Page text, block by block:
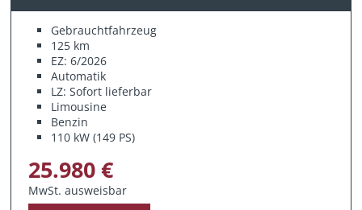
Gebrauchtfahrzeug
125 km
EZ: 6/2026
Automatik
LZ: Sofort lieferbar
Limousine
Benzin
110 kW (149 PS)
25.980 €
MwSt. ausweisbar